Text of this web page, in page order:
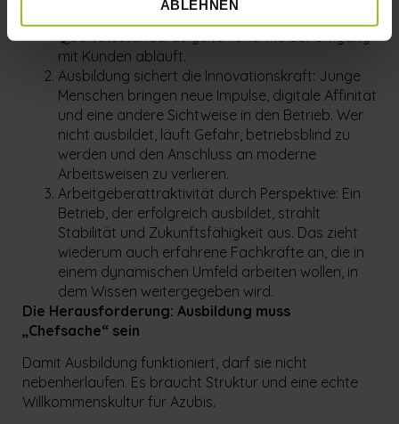
ABLEHNEN
Qualitätsstandards gelten und wie der Umgang
mit Kunden abläuft.
Ausbildung sichert die Innovationskraft: Junge
Menschen bringen neue Impulse, digitale Affinität
und eine andere Sichtweise in den Betrieb. Wer
nicht ausbildet, läuft Gefahr, betriebsblind zu
werden und den Anschluss an moderne
Arbeitsweisen zu verlieren.
Arbeitgeberattraktivität durch Perspektive: Ein
Betrieb, der erfolgreich ausbildet, strahlt
Stabilität und Zukunftsfähigkeit aus. Das zieht
wiederum auch erfahrene Fachkräfte an, die in
einem dynamischen Umfeld arbeiten wollen, in
dem Wissen weitergegeben wird.
Die Herausforderung: Ausbildung muss
„Chefsache“ sein
Damit Ausbildung funktioniert, darf sie nicht
nebenherlaufen. Es braucht Struktur und eine echte
Willkommenskultur für Azubis.